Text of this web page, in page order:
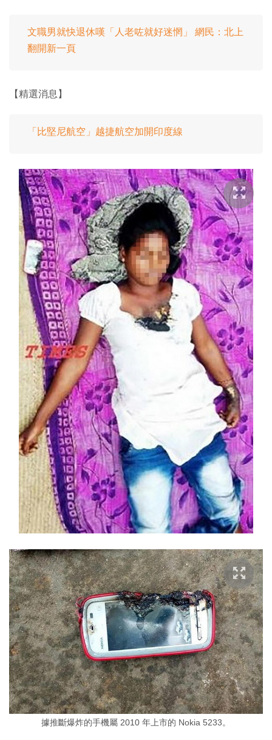
文職男就快退休嘆「人老咗就好迷惘」 網民：北上
翻開新一頁
【精選消息】
「比堅尼航空」越捷航空加開印度線
據推斷爆炸的手機屬 2010 年上市的 Nokia 5233。